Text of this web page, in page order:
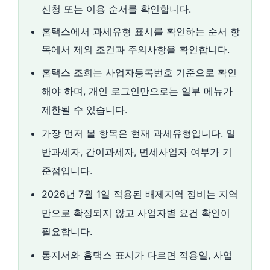
신청 또는 이용 순서를 확인합니다.
홈택스에서 과세유형 표시를 확인하는 순서 항
목에서 제외 조건과 주의사항을 확인합니다.
홈택스 조회는 사업자등록번호 기준으로 확인
해야 하며, 개인 로그인만으로는 일부 메뉴가
제한될 수 있습니다.
가장 먼저 볼 항목은 현재 과세유형입니다. 일
반과세자, 간이과세자, 면세사업자 여부가 기
준점입니다.
2026년 7월 1일 적용된 배제지역 정비는 지역
만으로 확정되지 않고 사업자별 요건 확인이
필요합니다.
통지서와 홈택스 표시가 다르면 적용일, 사업